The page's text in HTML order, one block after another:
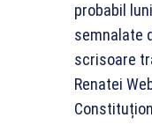
probabil
semnalate
scrisoare
Renatei